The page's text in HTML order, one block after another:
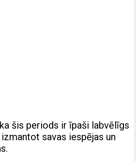
šis periods ir īpaši labvēlīgs
savas iespējas un